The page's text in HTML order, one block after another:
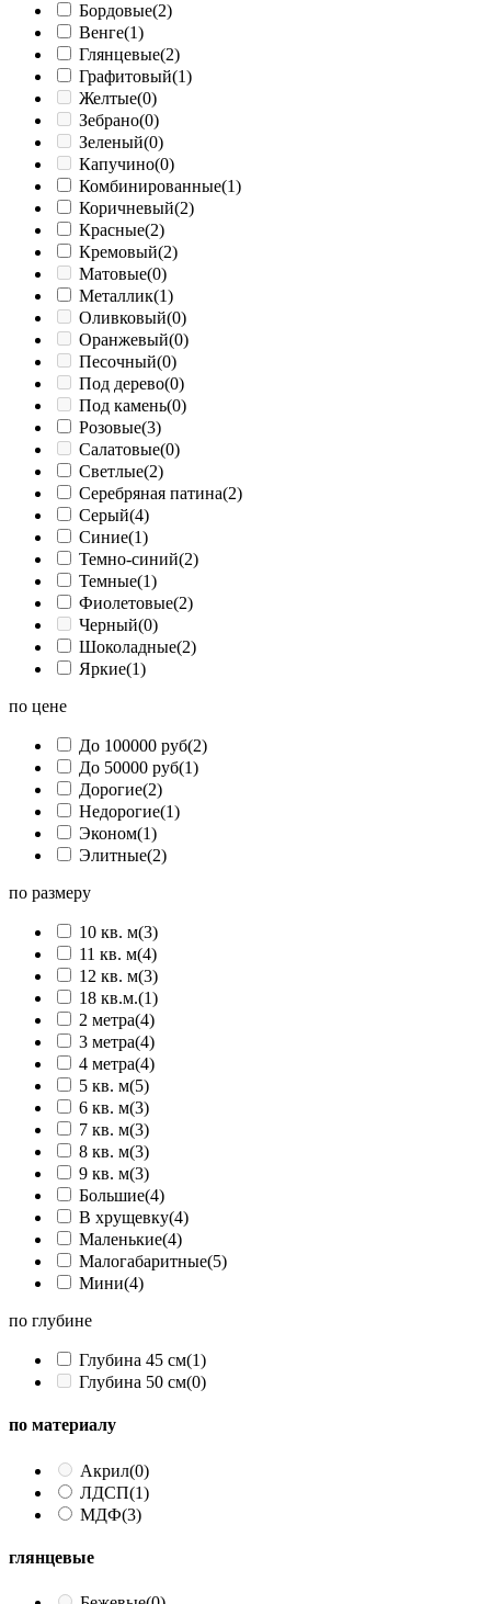
Бордовые(2)
Венге(1)
Глянцевые(2)
Графитовый(1)
Желтые(0)
Зебрано(0)
Зеленый(0)
Капучино(0)
Комбинированные(1)
Коричневый(2)
Красные(2)
Кремовый(2)
Матовые(0)
Металлик(1)
Оливковый(0)
Оранжевый(0)
Песочный(0)
Под дерево(0)
Под камень(0)
Розовые(3)
Салатовые(0)
Светлые(2)
Серебряная патина(2)
Серый(4)
Синие(1)
Темно-синий(2)
Темные(1)
Фиолетовые(2)
Черный(0)
Шоколадные(2)
Яркие(1)
по цене
До 100000 руб(2)
До 50000 руб(1)
Дорогие(2)
Недорогие(1)
Эконом(1)
Элитные(2)
по размеру
10 кв. м(3)
11 кв. м(4)
12 кв. м(3)
18 кв.м.(1)
2 метра(4)
3 метра(4)
4 метра(4)
5 кв. м(5)
6 кв. м(3)
7 кв. м(3)
8 кв. м(3)
9 кв. м(3)
Большие(4)
В хрущевку(4)
Маленькие(4)
Малогабаритные(5)
Мини(4)
по глубине
Глубина 45 см(1)
Глубина 50 см(0)
по материалу
Акрил(0)
ЛДСП(1)
МДФ(3)
глянцевые